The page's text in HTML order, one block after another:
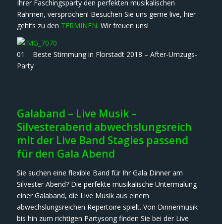
Ihrer Faschingsparty den perfekten musikalischen
Rahmen, versprochen! Besuchen Sie uns gerne live, hier
geht’s zu den TERMINEN. Wir freuen uns!
01 Beste Stimmung in Florstadt 2018 – After-Umzugs-
Party
Galaband – Live Musik –
Silvesterabend abwechslungsreich
mit der Live Band Stagies passend
für den Gala Abend
Sie suchen eine flexible Band für Ihr Gala Dinner am
Silvester Abend? Die perfekte musikalische Untermalung
einer Galaband, die Live Musik aus einem
abwechslungsreichen Repertoire spielt. Von Dinnermusik
bis hin zum richtigen Partysong finden Sie bei der Live